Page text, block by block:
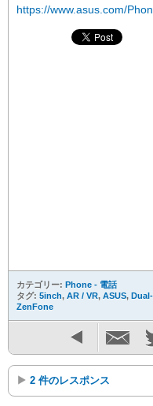
https://www.asus.com/
カテゴリー: Phone - 電話
タグ: 5inch, AR / VR, ASUS,
ZenFone
2 件のレスポンス